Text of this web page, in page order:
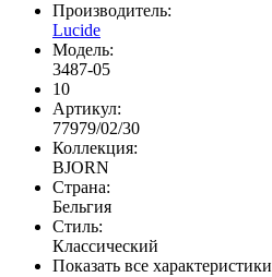
Производитель:
Lucide
Модель:
3487-05
10
Артикул:
77979/02/30
Коллекция:
BJORN
Страна:
Бельгия
Стиль:
Классический
Показать все характеристики